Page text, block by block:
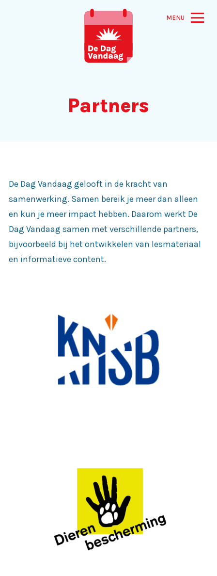
MENU
Partners
De Dag Vandaag gelooft in de kracht van
samenwerking. Samen bereik je meer dan alleen
en kun je meer impact hebben. Daarom werkt De
Dag Vandaag samen met verschillende partners,
bijvoorbeeld bij het ontwikkelen van lesmateriaal
en informatieve content.